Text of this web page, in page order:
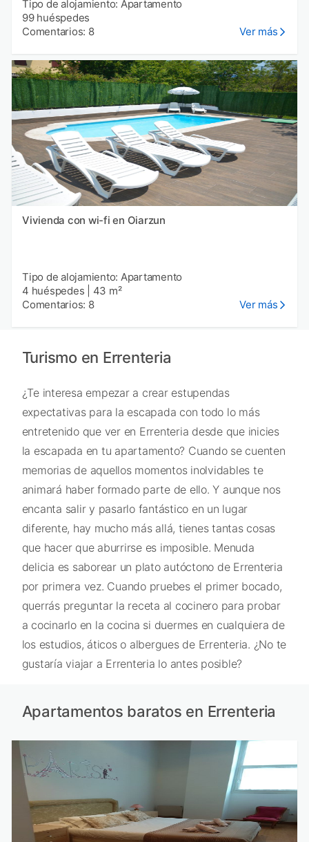
Tipo de alojamiento: Apartamento
99 huéspedes
Comentarios: 8
Ver más
Vivienda con wi-fi en Oiarzun
Tipo de alojamiento: Apartamento
4 huéspedes
43 m²
Comentarios: 8
Ver más
Turismo en Errenteria
¿Te interesa empezar a crear estupendas
expectativas para la escapada con todo lo más
entretenido que ver en Errenteria desde que inicies
la escapada en tu apartamento? Cuando se cuenten
memorias de aquellos momentos inolvidables te
animará haber formado parte de ello. Y aunque nos
encanta salir y pasarlo fantástico en un lugar
diferente, hay mucho más allá, tienes tantas cosas
que hacer que aburrirse es imposible. Menuda
delicia es saborear un plato autóctono de Errenteria
por primera vez. Cuando pruebes el primer bocado,
querrás preguntar la receta al cocinero para probar
a cocinarlo en la cocina si duermes en cualquiera de
los estudios, áticos o albergues de Errenteria. ¿No te
gustaría viajar a Errenteria lo antes posible?
Apartamentos baratos en Errenteria